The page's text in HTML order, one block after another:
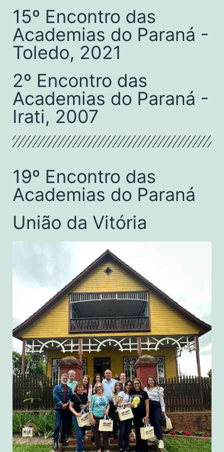
15º Encontro das
Academias do Paraná -
Toledo, 2021
2º Encontro das
Academias do Paraná -
Irati, 2007
19º Encontro das
Academias do Paraná
União da Vitória